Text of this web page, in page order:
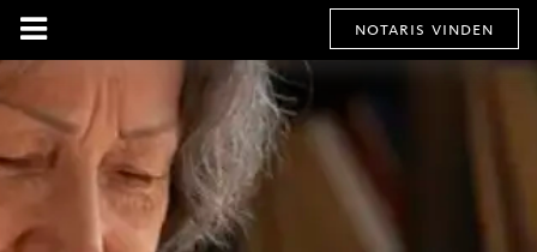
notaris vinden